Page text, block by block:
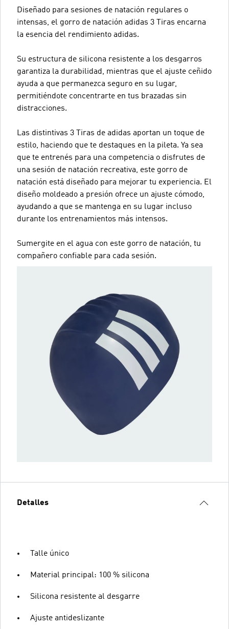
Diseñado para sesiones de natación regulares o
intensas, el gorro de natación adidas 3 Tiras encarna
la esencia del rendimiento adidas.
Su estructura de silicona resistente a los desgarros
garantiza la durabilidad, mientras que el ajuste ceñido
ayuda a que permanezca seguro en su lugar,
permitiéndote concentrarte en tus brazadas sin
distracciones.
Las distintivas 3 Tiras de adidas aportan un toque de
estilo, haciendo que te destaques en la pileta. Ya sea
que te entrenés para una competencia o disfrutes de
una sesión de natación recreativa, este gorro de
natación está diseñado para mejorar tu experiencia. El
diseño moldeado a presión ofrece un ajuste cómodo,
ayudando a que se mantenga en su lugar incluso
durante los entrenamientos más intensos.
Sumergite en el agua con este gorro de natación, tu
compañero confiable para cada sesión.
Detalles
Talle único
Material principal: 100 % silicona
Silicona resistente al desgarre
Ajuste antideslizante